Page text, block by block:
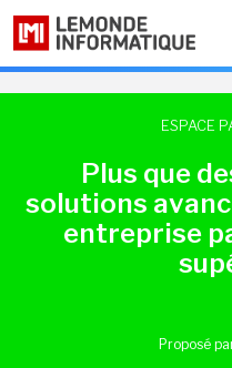
ESPACE
Plus que
solutions
entreprise
Proposé